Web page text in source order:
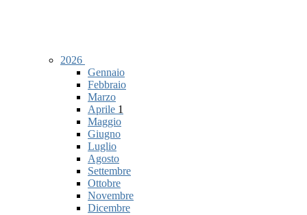
2026
Gennaio
Febbraio
Marzo
Aprile 1
Maggio
Giugno
Luglio
Agosto
Settembre
Ottobre
Novembre
Dicembre